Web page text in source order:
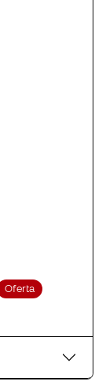
Oferta